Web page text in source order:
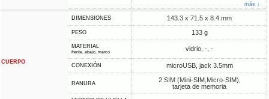
más ↓
CUERPO
DIMENSIONES 143.3 x 71.5 x 8.4 mm
PESO 133 g
MATERIAL
frente, abajo, marco vidrio, -, -
CONEXIÓN microUSB, jack 3.5mm
RANURA
2 SIM (Mini-SIM,Micro-SIM),
tarjeta de memoria